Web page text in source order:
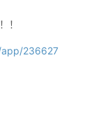
！
236627